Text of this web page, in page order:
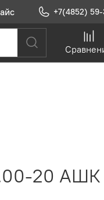
+7(4852)
20 АШК